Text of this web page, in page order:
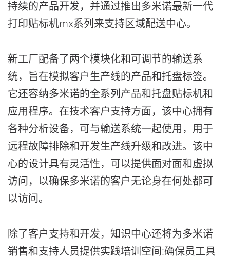
持续的产品开发，并通过推出多米诺最新一代
打印贴标机mx系列来支持区域配送中心。
新工厂配备了两个模块化和可调节的输送系
统，旨在模拟客户生产线的产品和托盘标签。
它还容纳多米诺的全系列产品和托盘贴标机和
应用程序。在技术客户支持方面，该中心拥有
各种分析设备，可与输送系统一起使用，用于
远程故障排除和开发生产线升级和改进。该中
心的设计具有灵活性，可以提供面对面和虚拟
访问，以确保多米诺的客户无论身在何处都可
以访问。
除了客户支持和开发，知识中心还将为多米诺
销售和支持人员提供实践培训空间:确保员工具